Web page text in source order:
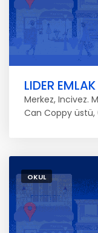
LIDER
Merkez, Incivez.
Can Coppy üstü,
OKUL